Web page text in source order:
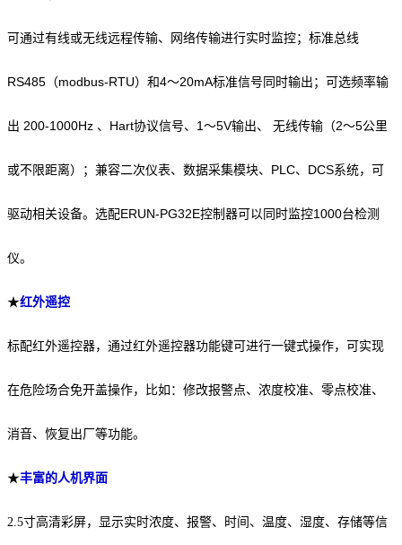
可通过有线或无线远程传输、网络传输进行实时监控；标准总线
RS485（modbus-RTU）和4～20mA标准信号同时输出；可选频率输
出 200-1000Hz 、Hart协议信号、1～5V输出、 无线传输（2～5公里
或不限距离）；兼容二次仪表、数据采集模块、PLC、DCS系统，可
驱动相关设备。选配ERUN-PG32E控制器可以同时监控1000台检测
仪。
★红外遥控
标配红外遥控器， 通过红外遥控器功能键可进行一键式操作，可实现
在危险场合免开盖操作，比如：修改报警点、浓度校准、零点校准、
消音、恢复出厂等功能。
★丰富的人机界面
2.5寸高清彩屏，显示实时浓度、报警、时间、温度、湿度、存储等信